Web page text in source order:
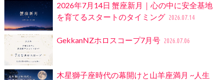
2026年7月14日 蟹座新月｜心の中に安全基地
を育てるスタートのタイミング 2026.07.14
GekkanNZホロスコープ7月号 2026.07.06
木星獅子座時代の幕開けと山羊座満月 ~人生